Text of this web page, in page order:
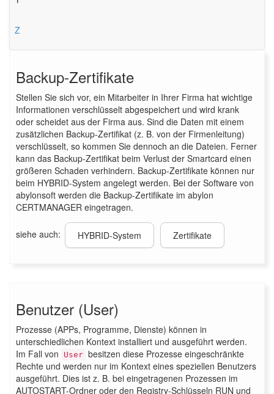
Z
Backup-Zertifikate
Stellen Sie sich vor, ein Mitarbeiter in Ihrer Firma hat wichtige
Informationen verschlüsselt abgespeichert und wird krank
oder scheidet aus der Firma aus. Sind die Daten mit einem
zusätzlichen Backup-Zertifikat (z. B. von der Firmenleitung)
verschlüsselt, so kommen Sie dennoch an die Dateien. Ferner
kann das Backup-Zertifikat beim Verlust der Smartcard einen
größeren Schaden verhindern. Backup-Zertifikate können nur
beim HYBRID-System angelegt werden. Bei der Software von
abylonsoft werden die Backup-Zertifikate im abylon
CERTMANAGER eingetragen.
siehe auch: HYBRID-System Zertifikate
Benutzer (User)
Prozesse (APPs, Programme, Dienste) können in
unterschiedlichen Kontext installiert und ausgeführt werden.
Im Fall von
User besitzen diese Prozesse eingeschränkte
Rechte und werden nur im Kontext eines speziellen Benutzers
ausgeführt. Dies ist z. B. bei eingetragenen Prozessen im
AUTOSTART-Ordner oder den Registry-Schlüsseln RUN und